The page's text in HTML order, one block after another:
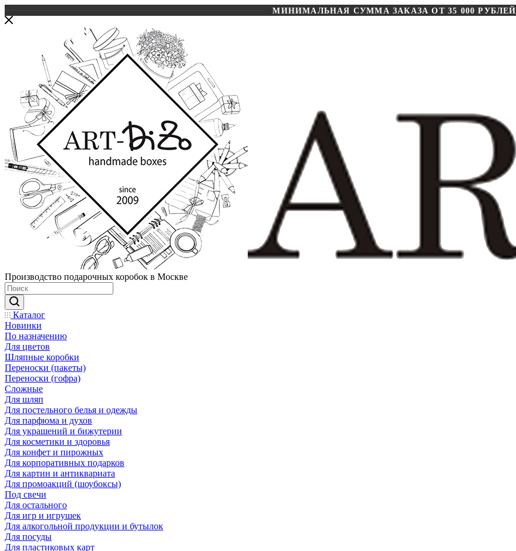
МИНИМАЛЬНАЯ СУММА ЗАКАЗА ОТ 35 000 РУБЛЕЙ
Производство подарочных коробок в Москве
Каталог
Новинки
По назначению
Для цветов
Шляпные коробки
Переноски (пакеты)
Переноски (гофра)
Сложные
Для шляп
Для постельного белья и одежды
Для парфюма и духов
Для украшений и бижутерии
Для косметики и здоровья
Для конфет и пирожных
Для корпоративных подарков
Для картин и антиквариата
Для промоакций (шоубоксы)
Под свечи
Для остального
Для игр и игрушек
Для алкогольной продукции и бутылок
Для посуды
Для пластиковых карт